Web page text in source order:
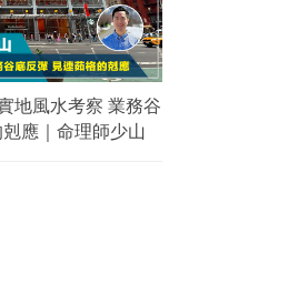
地風水考察 業務谷
應｜命理師少山